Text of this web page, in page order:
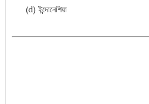
(d) ইন্দোনেশিয়া